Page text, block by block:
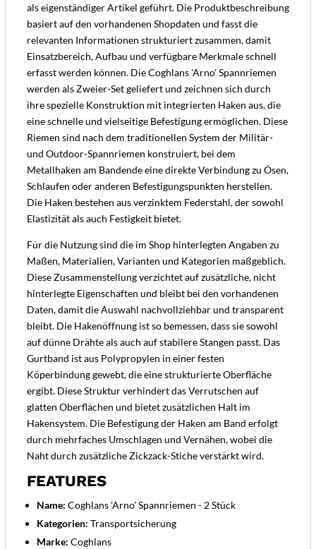
als eigenständiger Artikel geführt. Die Produktbeschreibung
basiert auf den vorhandenen Shopdaten und fasst die
relevanten Informationen strukturiert zusammen, damit
Einsatzbereich, Aufbau und verfügbare Merkmale schnell
erfasst werden können. Die Coghlans 'Arno' Spannriemen
werden als Zweier-Set geliefert und zeichnen sich durch
ihre spezielle Konstruktion mit integrierten Haken aus, die
eine schnelle und vielseitige Befestigung ermöglichen. Diese
Riemen sind nach dem traditionellen System der Militär-
und Outdoor-Spannriemen konstruiert, bei dem
Metallhaken am Bandende eine direkte Verbindung zu Ösen,
Schlaufen oder anderen Befestigungspunkten herstellen.
Die Haken bestehen aus verzinktem Federstahl, der sowohl
Elastizität als auch Festigkeit bietet.
Für die Nutzung sind die im Shop hinterlegten Angaben zu
Maßen, Materialien, Varianten und Kategorien maßgeblich.
Diese Zusammenstellung verzichtet auf zusätzliche, nicht
hinterlegte Eigenschaften und bleibt bei den vorhandenen
Daten, damit die Auswahl nachvollziehbar und transparent
bleibt. Die Hakenöffnung ist so bemessen, dass sie sowohl
auf dünne Drähte als auch auf stabilere Stangen passt. Das
Gurtband ist aus Polypropylen in einer festen
Köperbindung gewebt, die eine strukturierte Oberfläche
ergibt. Diese Struktur verhindert das Verrutschen auf
glatten Oberflächen und bietet zusätzlichen Halt im
Hakensystem. Die Befestigung der Haken am Band erfolgt
durch mehrfaches Umschlagen und Vernähen, wobei die
Naht durch zusätzliche Zickzack-Stiche verstärkt wird.
FEATURES
Name: Coghlans 'Arno' Spannriemen - 2 Stück
Kategorien: Transportsicherung
Marke: Coghlans